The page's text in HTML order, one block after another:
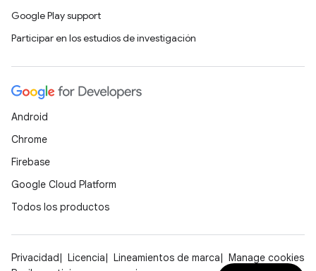
Google Play support
Participar en los estudios de investigación
Android
Chrome
Firebase
Google Cloud Platform
Todos los productos
Privacidad Licencia Lineamientos de marca
Manage cookies